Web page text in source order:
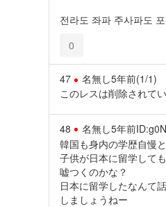
전라도 좌파 주사파도
0
47 名無し5年前(1/1)
このレスは削除されて
48 名無し5年前
韓国も身内の学歴自慢
子供が日本に留学して
嘘つくのかな？
日本に留学したなんて
しましょうねー